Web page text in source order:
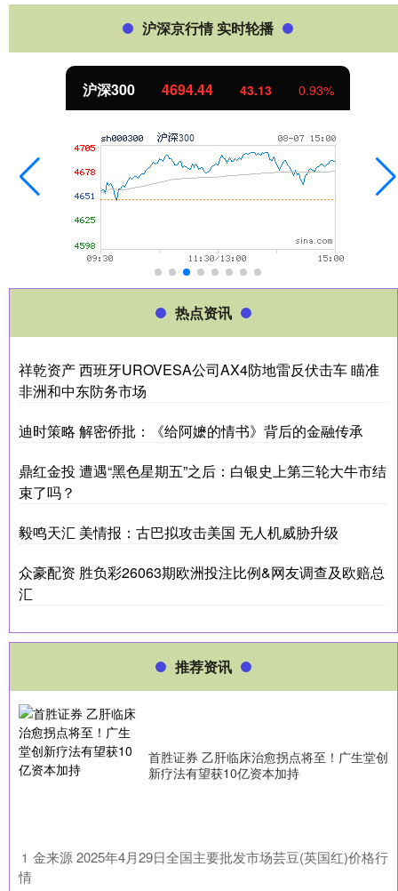
沪深京行情 实时轮播
沪深300 4694.44 43.13 0.93%
热点资讯
祥乾资产 西班牙UROVESA公司AX4防地雷反伏击车 瞄准
非洲和中东防务市场
迪时策略 解密侨批：《给阿嬷的情书》背后的金融传承
鼎红金投 遭遇“黑色星期五”之后：白银史上第三轮大牛市结
束了吗？
毅鸣天汇 美情报：古巴拟攻击美国 无人机威胁升级
众豪配资 胜负彩26063期欧洲投注比例&网友调查及欧赔总
汇
推荐资讯
首胜证券 乙肝临床治愈拐点将至！广生堂创
新疗法有望获10亿资本加持
1 ​金来源 2025年4月29日全国主要批发市场芸豆(英国红)价格行
情